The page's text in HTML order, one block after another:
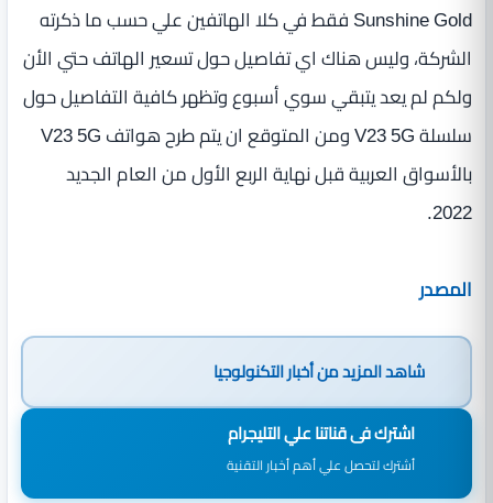
Sunshine Gold فقط في كلا الهاتفين علي حسب ما ذكرته
الشركة، وليس هناك اي تفاصيل حول تسعير الهاتف حتي الأن
ولكم لم يعد يتبقي سوي أسبوع وتظهر كافية التفاصيل حول
سلسلة V23 5G ومن المتوقع ان يتم طرح هواتف V23 5G
بالأسواق العربية قبل نهاية الربع الأول من العام الجديد
2022.
المصدر
شاهد المزيد منأخبار التكنولوجيا
اشترك فى قناتنا علي التليجرام
أشترك لتحصل علي أهم أخبار التقنية